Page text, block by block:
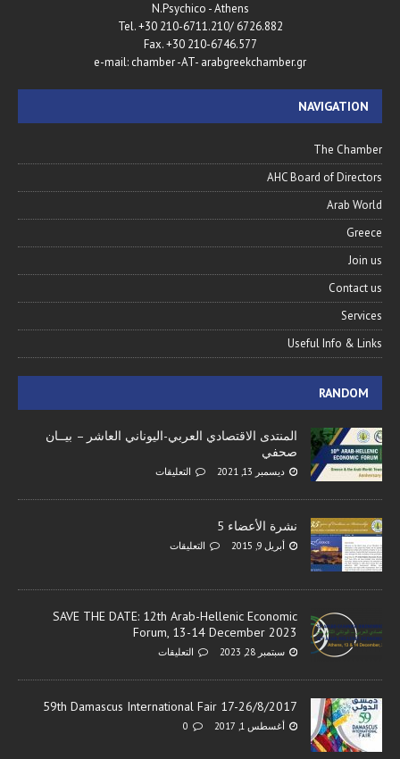
N.Psychico - Athens
Tel. +30 210-6711.210/ 6726.882
Fax. +30 210-6746.577
e-mail: chamber -AT- arabgreekchamber.gr
NAVIGATION
The Chamber
AHC Board of Directors
Arab World
Greece
Join us
Contact us
Services
Useful Info & Links
RANDOM
المنتدى الاقتصادي العربي-اليوناني العاشر – بيــان
صحفي
ديسمبر 13, 2021 التعليقات
نشرة الأعضاء 5
أبريل 9, 2015 التعليقات
SAVE THE DATE: 12th Arab-Hellenic Economic
Forum, 13-14 December 2023
سبتمبر 28, 2023 التعليقات
59th Damascus International Fair 17-26/8/2017
أغسطس 1, 2017 0